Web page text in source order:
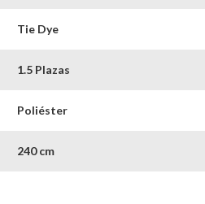
Tie Dye
1.5 Plazas
Poliéster
240 cm